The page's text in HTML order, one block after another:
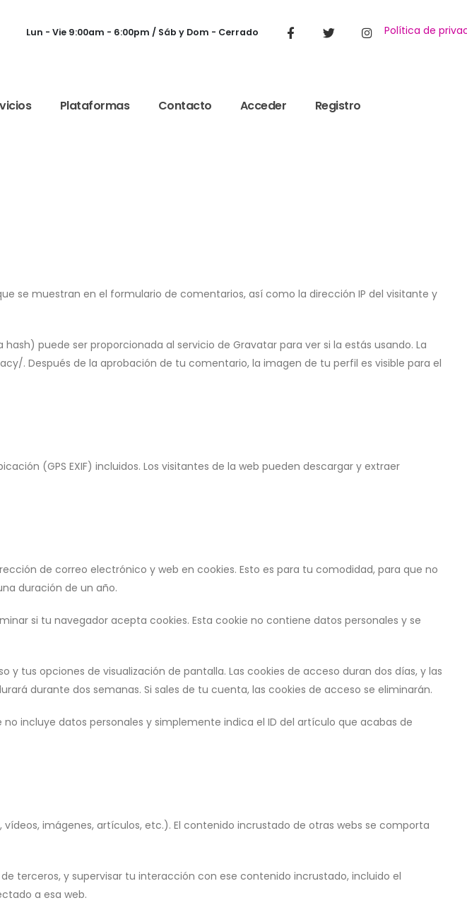
Lun - Vie 9:00am - 6:00pm / Sáb y Dom - Cerrado Política de
Plataformas Contacto Acceder Registro
se muestran en el formulario de comentarios, así como la dirección IP del visitante y
puede ser proporcionada al servicio de Gravatar para ver si la estás usando. La
. Después de la aprobación de tu comentario, la imagen de tu perfil es visible para el
(GPS EXIF) incluidos. Los visitantes de la web pueden descargar y extraer
de correo electrónico y web en cookies. Esto es para tu comodidad, para que no
duración de un año.
si tu navegador acepta cookies. Esta cookie no contiene datos personales y se
tus opciones de visualización de pantalla. Las cookies de acceso duran dos días, y las
durante dos semanas. Si sales de tu cuenta, las cookies de acceso se eliminarán.
incluye datos personales y simplemente indica el ID del artículo que acabas de
imágenes, artículos, etc.). El contenido incrustado de otras webs se comporta
terceros, y supervisar tu interacción con ese contenido incrustado, incluido el
a esa web.